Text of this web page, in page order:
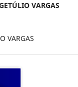
VARGAS
VARGAS